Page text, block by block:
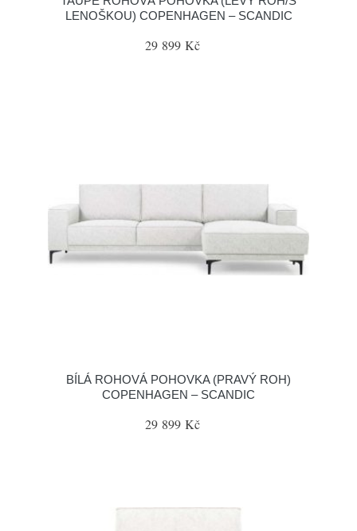
LENOŠKOU) COPENHAGEN – SCANDIC
29 899 Kč
BÍLÁ ROHOVÁ POHOVKA (PRAVÝ ROH)
COPENHAGEN – SCANDIC
29 899 Kč